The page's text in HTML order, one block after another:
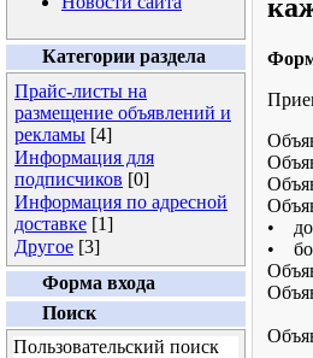
Категории раздела
Прайс-листы на
размещение объявлений и
рекламы [4]
Информация для
подписчиков [0]
Информация по адресной
доставке [1]
Другое [3]
Форма входа
Поиск
Пользовательский поиск
• до
•